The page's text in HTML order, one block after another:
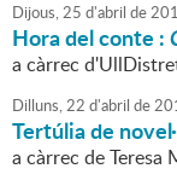
Dijous,25 d'abril de
Hora del conte :
a càrrec
Dilluns,22 d'abril de
Tertúlia de
a càrrec de Teresa